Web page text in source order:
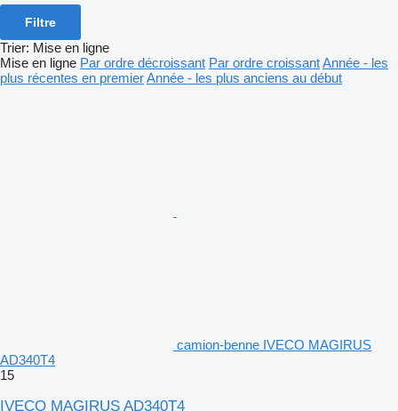
Filtre
Trier: Mise en ligne
Mise en ligne Par ordre décroissant Par ordre croissantAnnée - les
plus récentes en premierAnnée - les plus anciens au début
camion-benne IVECO MAGIRUS
AD340T4
15
IVECO MAGIRUS AD340T4